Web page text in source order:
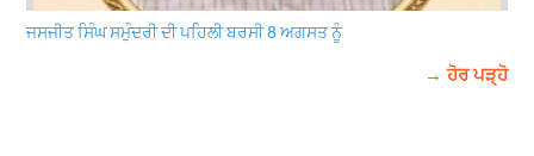
ਜਸਜੀਤ ਸਿੰਘ ਸਮੁੰਦਰੀ ਦੀ ਪਹਿਲੀ ਬਰਸੀ 8 ਅਗਸਤ ਨੂੰ
→ ਹੋਰ ਪੜ੍ਹੋ